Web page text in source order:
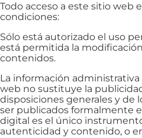
Todo acceso a este sitio web
condiciones:
Sólo está autorizado el uso
está permitida la
contenidos.
La información administrativa
web no sustituye la
disposiciones generales y de
ser publicados formalmente
digital es el único
autenticidad y contenido, o